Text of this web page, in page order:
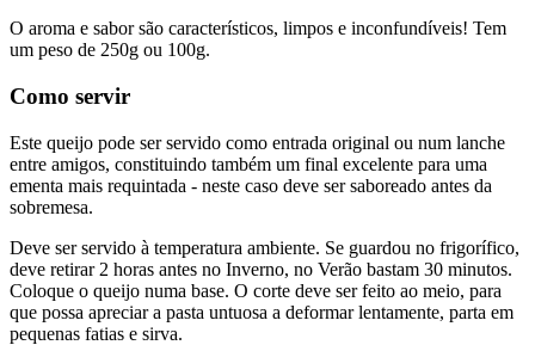
O aroma e sabor são característicos, limpos e inconfundíveis! Tem
um peso de 250g ou 100g.
Como servir
Este queijo pode ser servido como entrada original ou num lanche
entre amigos, constituindo também um final excelente para uma
ementa mais requintada - neste caso deve ser saboreado antes da
sobremesa.
Deve ser servido à temperatura ambiente. Se guardou no frigorífico,
deve retirar 2 horas antes no Inverno, no Verão bastam 30 minutos.
Coloque o queijo numa base. O corte deve ser feito ao meio, para
que possa apreciar a pasta untuosa a deformar lentamente, parta em
pequenas fatias e sirva.